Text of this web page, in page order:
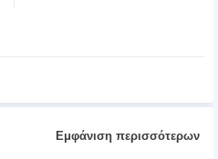
Εμφάνιση περισσότερων